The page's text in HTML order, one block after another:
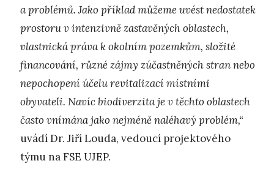
a problémů. Jako příklad můžeme uvést nedostatek
prostoru v intenzivně zastavěných oblastech,
vlastnická práva k okolním pozemkům, složité
financování, různé zájmy zúčastněných stran nebo
nepochopení účelu revitalizací místními
obyvateli. Navíc biodiverzita je v těchto oblastech
často vnímána jako nejméně naléhavý problém,“
uvádí Dr. Jiří Louda, vedoucí projektového
týmu na FSE UJEP.